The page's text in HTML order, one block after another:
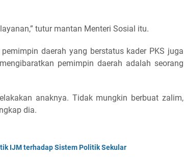
tutur mantan Menteri Sosial itu.
daerah yang berstatus kader PKS juga
pemimpin daerah adalah seorang
anaknya. Tidak mungkin berbuat zalim,
dia.
IJM terhadap Sistem Politik Sekular